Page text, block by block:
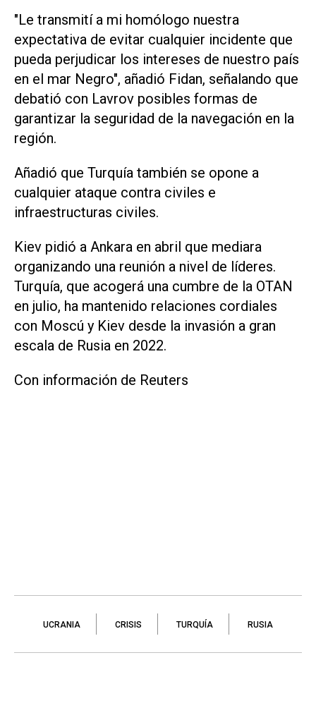
"Le transmití a mi homólogo nuestra
expectativa de evitar cualquier incidente que
pueda perjudicar los intereses de nuestro país
en el mar ‌Negro", añadió Fidan, señalando que
debatió con Lavrov posibles formas de
garantizar la seguridad de la navegación en la
región.
Añadió que Turquía también se opone a
cualquier ataque contra civiles e
infraestructuras ‌civiles.
Kiev pidió a Ankara en abril que mediara
organizando una reunión a nivel de líderes.
Turquía, que ‌acogerá una ⁠cumbre de la OTAN
en julio, ha mantenido relaciones cordiales
con Moscú ​y Kiev desde la invasión a gran
escala de Rusia en 2022.
Con información de Reuters
UCRANIA CRISIS TURQUÍA RUSIA